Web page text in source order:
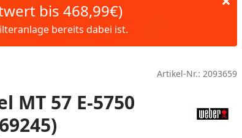
bis 468,99€)
bereits dabei ist.
Artikel-Nr.: 2093659
MT 57 E-5750